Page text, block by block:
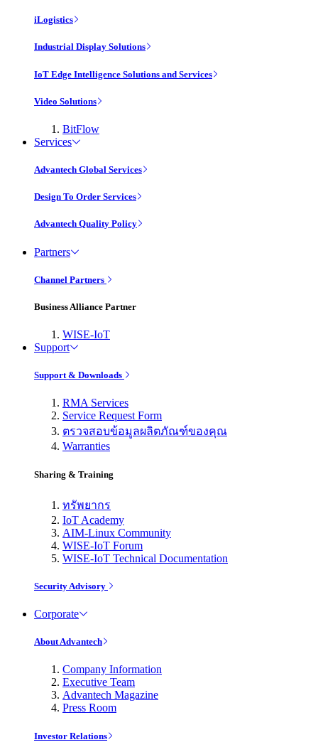
iLogistics
Industrial Display Solutions
IoT Edge Intelligence Solutions and Services
Video Solutions
BitFlow
Services
Advantech Global Services
Design To Order Services
Advantech Quality Policy
Partners
Channel Partners
Business Alliance Partner
WISE-IoT
Support
Support & Downloads
RMA Services
Service Request Form
ตรวจสอบข้อมูลผลิตภัณฑ์ของคุณ
Warranties
Sharing & Training
ทรัพยากร
IoT Academy
AIM-Linux Community
WISE-IoT Forum
WISE-IoT Technical Documentation
Security Advisory
Corporate
About Advantech
Company Information
Executive Team
Advantech Magazine
Press Room
Investor Relations